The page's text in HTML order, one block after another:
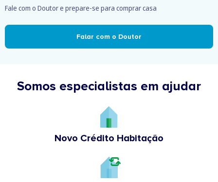
Fale com o Doutor e prepare-se para comprar casa
Falar com o Doutor
Somos especialistas em ajudar
Novo Crédito Habitação